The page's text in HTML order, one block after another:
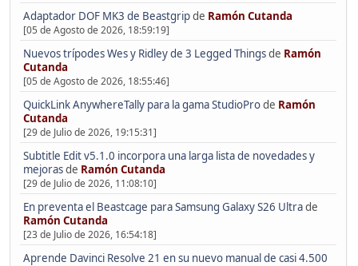
Adaptador DOF MK3 de Beastgripde Ramón Cutanda
[05 de Agosto de 2026, 18:59:19]
Nuevos trípodes Wes y Ridley de 3 Legged Thingsde Ramón
Cutanda
[05 de Agosto de 2026, 18:55:46]
QuickLink AnywhereTally para la gama StudioProde Ramón
Cutanda
[29 de Julio de 2026, 19:15:31]
Subtitle Edit v5.1.0 incorpora una larga lista de novedades y
mejorasde Ramón Cutanda
[29 de Julio de 2026, 11:08:10]
En preventa el Beastcage para Samsung Galaxy S26 Ultrade
Ramón Cutanda
[23 de Julio de 2026, 16:54:18]
Aprende Davinci Resolve 21 en su nuevo manual de casi 4.500